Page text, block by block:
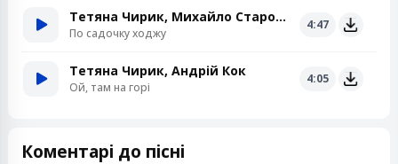
Тетяна Чирик, Михайло Стародуб
По садочку ходжу
4:47
Тетяна Чирик, Андрій Кок
Ой, там на горі
4:05
Коментарі до пісні